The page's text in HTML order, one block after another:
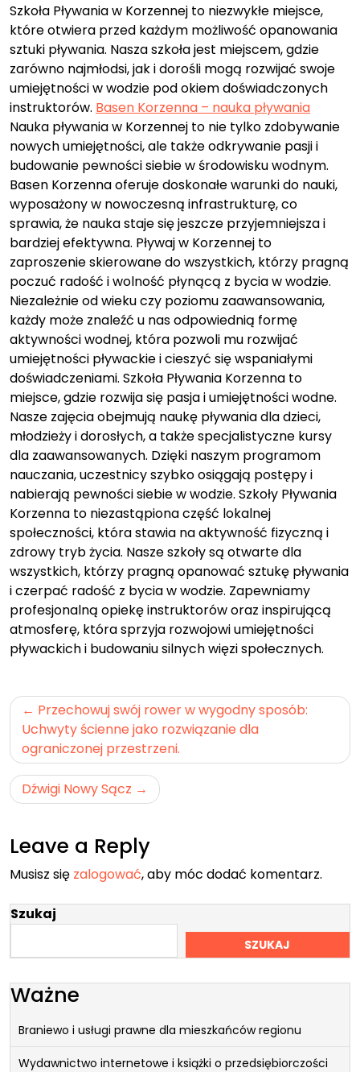
Szkoła Pływania w Korzennej to niezwykłe miejsce,
które otwiera przed każdym możliwość opanowania
sztuki pływania. Nasza szkoła jest miejscem, gdzie
zarówno najmłodsi, jak i dorośli mogą rozwijać swoje
umiejętności w wodzie pod okiem doświadczonych
instruktorów. Basen Korzenna – nauka pływania
Nauka pływania w Korzennej to nie tylko zdobywanie
nowych umiejętności, ale także odkrywanie pasji i
budowanie pewności siebie w środowisku wodnym.
Basen Korzenna oferuje doskonałe warunki do nauki,
wyposażony w nowoczesną infrastrukturę, co
sprawia, że nauka staje się jeszcze przyjemniejsza i
bardziej efektywna. Pływaj w Korzennej to
zaproszenie skierowane do wszystkich, którzy pragną
poczuć radość i wolność płynącą z bycia w wodzie.
Niezależnie od wieku czy poziomu zaawansowania,
każdy może znaleźć u nas odpowiednią formę
aktywności wodnej, która pozwoli mu rozwijać
umiejętności pływackie i cieszyć się wspaniałymi
doświadczeniami. Szkoła Pływania Korzenna to
miejsce, gdzie rozwija się pasja i umiejętności wodne.
Nasze zajęcia obejmują naukę pływania dla dzieci,
młodzieży i dorosłych, a także specjalistyczne kursy
dla zaawansowanych. Dzięki naszym programom
nauczania, uczestnicy szybko osiągają postępy i
nabierają pewności siebie w wodzie. Szkoły Pływania
Korzenna to niezastąpiona część lokalnej
społeczności, która stawia na aktywność fizyczną i
zdrowy tryb życia. Nasze szkoły są otwarte dla
wszystkich, którzy pragną opanować sztukę pływania
i czerpać radość z bycia w wodzie. Zapewniamy
profesjonalną opiekę instruktorów oraz inspirującą
atmosferę, która sprzyja rozwojowi umiejętności
pływackich i budowaniu silnych więzi społecznych.
Nawigacja
wpisu
Przechowuj swój rower w wygodny sposób:
Uchwyty ścienne jako rozwiązanie dla
ograniczonej przestrzeni.
Dźwigi Nowy Sącz
Leave a Reply
Musisz się zalogować, aby móc dodać komentarz.
Szukaj
SZUKAJ
Ważne
Braniewo i usługi prawne dla mieszkańców regionu
Wydawnictwo internetowe i książki o przedsiębiorczości